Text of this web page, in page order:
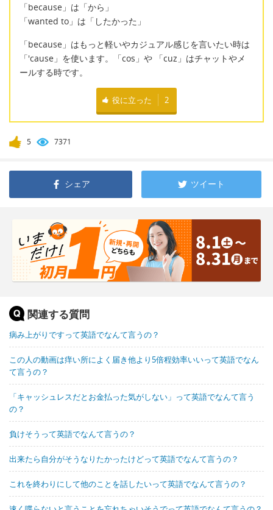
「because」は「から」
「wanted to」は「したかった」
「because」はもっと軽いやカジュアル感じを言いたい時は
「'cause」を使います。「cos」や 「cuz」はチャットやメ
ールする時です。
役に立った 2
5 7371
シェア ツイート
関連する質問
病み上がりですって英語でなんて言うの？
この人の動画は痒い所によく届き他より5倍程効率いいって英語でなん
て言うの？
「キャッシュレスだとお金払った気がしない」って英語でなんて言う
の？
負けそうって英語でなんて言うの？
出来たら自分がそうなりたかったけどって英語でなんて言うの？
これを終わりにして他のことを話したいって英語でなんて言うの？